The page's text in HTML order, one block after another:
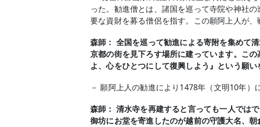
った。勧進僧とは、諸国を巡って寺院や神社
要な資財を募る僧侶を指す。この願阿上人が
森師： 全国を巡って勧進による寄附を集めて
京都の街を見下ろす場所に建っています。こ
よ、心をひとつにして復興しよう』という願
－ 願阿上人の勧進により1478年（文明10年）
森師： 清水寺を再建すると言っても一人では
御坊にお堂を寄進したのが越前の守護大名、朝